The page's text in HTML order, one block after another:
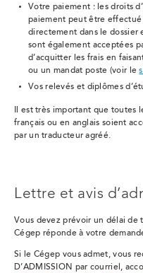
Votre paiement : les droits
paiement peut être effectué
directement dans le dossier
sont également acceptées
d’acquitter les frais en
ou un mandat poste (voir le
Vos relevés et diplômes
Il est très important que toutes
français ou en anglais soient
par un traducteur agréé.
Lettre et avis
Vous devez prévoir un délai de
Cégep réponde à votre
Si le Cégep vous admet, vous
D’ADMISSION par courriel,